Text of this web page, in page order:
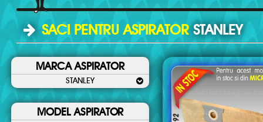
SACI PENTRU ASPIRATOR STANLEY
MARCA ASPIRATOR
STANLEY
MODEL ASPIRATOR